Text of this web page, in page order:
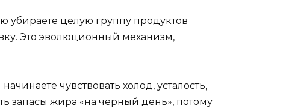
убираете целую группу продуктов
Это эволюционный механизм,
чувствовать холод, усталость,
запасы жира «на черный день», потому